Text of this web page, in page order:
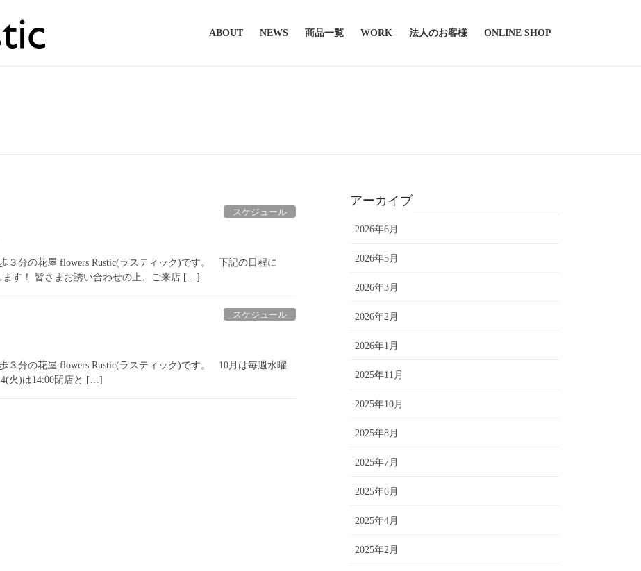
ABOUT NEWS 商品一覧 WORK 法人のお客様 ONLINE SHOP
スケジュール
３分の花屋 flowers Rustic(ラスティック)です。 下記の日程に
す！ 皆さまお誘い合わせの上、ご来店 […]
スケジュール
３分の花屋 flowers Rustic(ラスティック)です。 10月は毎週水曜
火)は14:00閉店と […]
アーカイブ
2026年6月
2026年5月
2026年3月
2026年2月
2026年1月
2025年11月
2025年10月
2025年8月
2025年7月
2025年6月
2025年4月
2025年2月